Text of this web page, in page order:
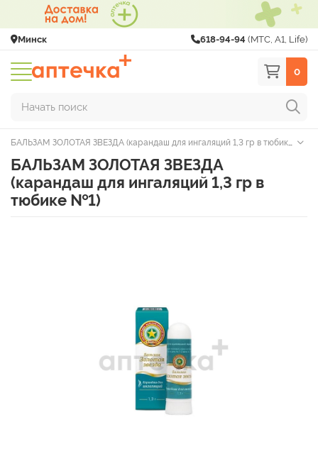
Минск 618-94-94 (МТС, A1, Life)
0
Начать поиск
БАЛЬЗАМ ЗОЛОТАЯ ЗВЕЗДА (карандаш для ингаляций 1,3 гр в тюбике №1)
БАЛЬЗАМ ЗОЛОТАЯ ЗВЕЗДА
(карандаш для ингаляций 1,3 гр в
тюбике №1)